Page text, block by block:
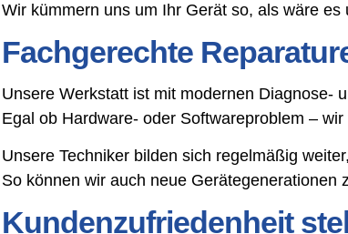
Wir kümmern uns um Ihr Gerät so, als wäre es
Fachgerechte
Unsere Werkstatt ist mit modernen Diagnose-
Egal ob Hardware- oder Softwareproblem –
Unsere Techniker bilden sich regelmäßig
So können wir auch neue Gerätegenerationen
Kundenzufriedenheit